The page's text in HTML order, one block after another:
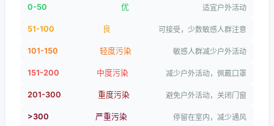
0-50 优 适宜户外活动
51-100 良 可接受，少数敏感人群注意
101-150 轻度污染 敏感人群减少户外活动
151-200 中度污染 减少户外活动，佩戴口罩
201-300 重度污染 避免户外活动，关闭门窗
>300 严重污染 停留在室内，减少通风